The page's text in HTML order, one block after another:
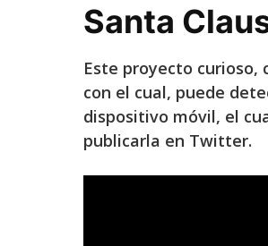
Santa
Este proyecto curioso,
con el cual, puede
dispositivo móvil, el
publicarla en Twitter.